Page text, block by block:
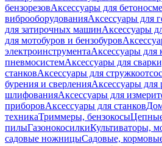
бензорезовАксессуары для
виброоборудованияАксессуары для
для затирочных машинАксессуары
для мотобуров и бензобуров
электроинструментаАксессуары для
пневмосистемАксессуары для
станковАксессуары для
бурения и сверленияАксессуары для
шлифованияАксессуары для
приборовАксессуары для станков
техникаТриммеры, бензокосы
пилыГазонокосилкиКультиваторы,
садовые ножницыСадовые,